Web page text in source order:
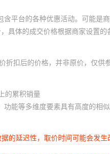
平台的各种优惠活动。可能是
具体的成交价格根据商家设置的
扣后的价格，并非原价，仅供参
的累积销量
能等多维度要素具有高度的相
的延迟性，取价时间可能会发